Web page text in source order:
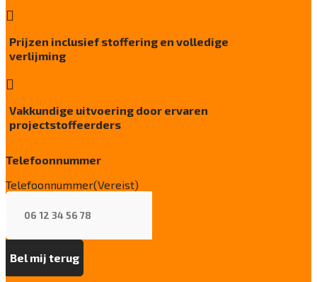
Kwaliteitslabel GUT
2563E04C
Recycleerbaar
Ja, vloerafval na gebruik via ReStart®
zwaar
Project gebruik

Prijzen inclusief stoffering en volledige
verlijming

Vakkundige uitvoering door ervaren
projectstoffeerders
Telefoonnummer
Telefoonnummer(Vereist)